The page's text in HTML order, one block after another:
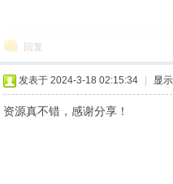
回复
发表于 2024-3-18 02:15:34 显
资源真不错，感谢分享！